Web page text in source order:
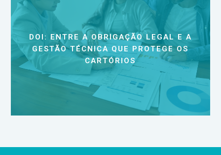
DOI: ENTRE A OBRIGAÇÃO LEGAL E A
GESTÃO TÉCNICA QUE PROTEGE OS
CARTÓRIOS